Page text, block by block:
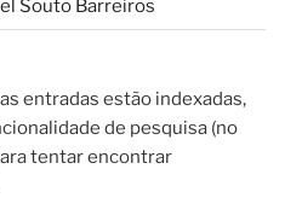
Souto Barreiros
entradas estão indexadas,
de pesquisa (no
tentar encontrar